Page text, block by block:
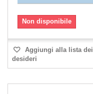
Non disponibile
Aggiungi alla lista dei
desideri